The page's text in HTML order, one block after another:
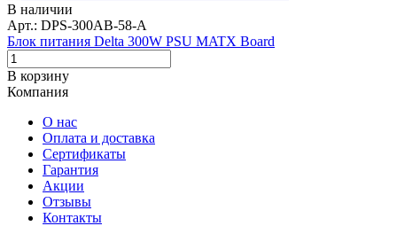
В наличии
Арт.: DPS-300AB-58-A
Блок питания Delta 300W PSU MATX Board
В корзину
Компания
О нас
Оплата и доставка
Сертификаты
Гарантия
Акции
Отзывы
Контакты